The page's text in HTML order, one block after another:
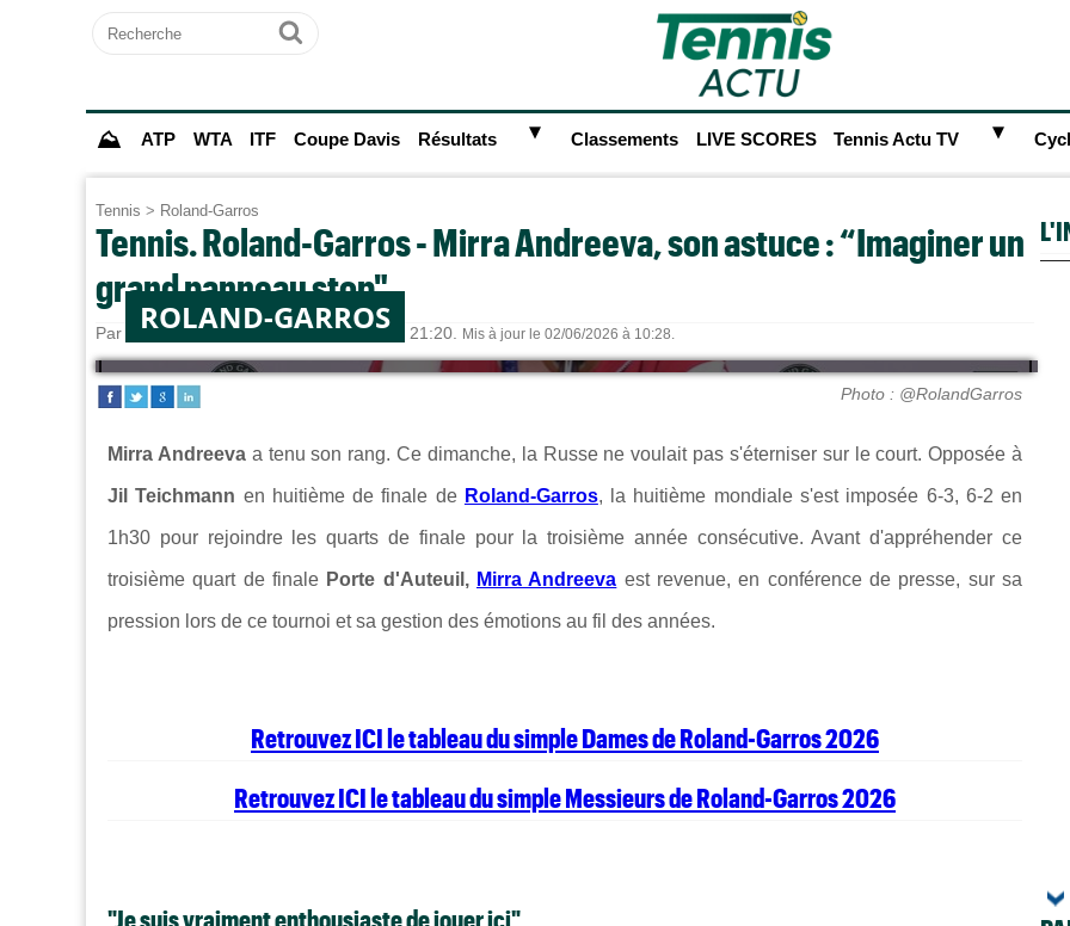
Recherche
Ok
⛰ ATP WTA ITF Coupe Davis Résultats ► Classements LIVE SCORES Tennis Actu TV ►
Tennis > Roland-Garros
Tennis. Roland-Garros - Mirra Andreeva, son astuce : “Imaginer un
grand panneau stop"
Par Sebastien CLAUDEle 31/05/2026 à 21:20. Mis à jour le 02/06/2026 à 10:28.
ROLAND-GARROS
Photo : @RolandGarros
Mirra Andreevaa tenu son rang. Ce dimanche, la Russe ne voulait pas s'éterniser sur le court. Opposée à
Jil Teichmann en huitième de finale de Roland-Garros, la huitième mondiale s'est imposée 6-3, 6-2 en
1h30 pour rejoindre les quarts de finale pour la troisième année consécutive. Avant d'appréhender ce
troisième quart de finale Porte d'Auteuil, Mirra Andreeva est revenue, en conférence de presse, sur sa
pression lors de ce tournoi et sa gestion des émotions au fil des années.
Retrouvez ICI le tableau du simple Dames de Roland-Garros 2026
Retrouvez ICI le tableau du simple Messieurs de Roland-Garros 2026
"Je suis vraiment enthousiaste de jouer ici"